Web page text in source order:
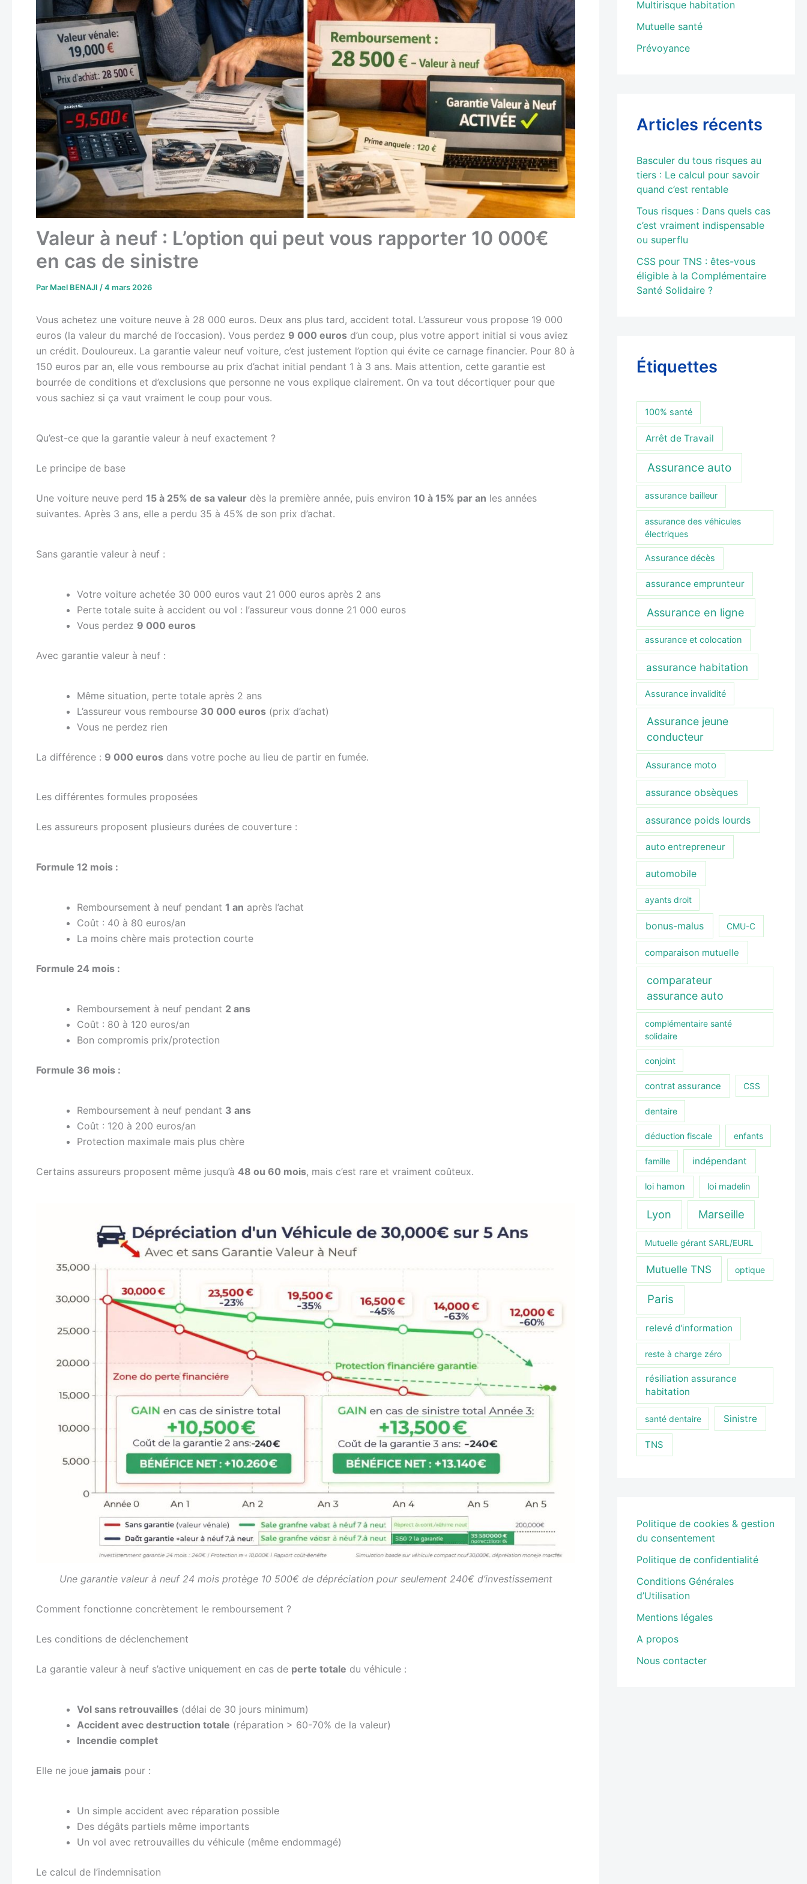
Valeur à neuf : L’option qui peut vous rapporter 10 000€
en cas de sinistre
Par Mael BENAJI /4 mars 2026
Vous achetez une voiture neuve à 28 000 euros. Deux ans plus tard, accident total. L’assureur vous propose 19 000
euros (la valeur du marché de l’occasion). Vous perdez 9 000 euros d’un coup, plus votre apport initial si vous aviez
un crédit. Douloureux. La garantie valeur neuf voiture, c’est justement l’option qui évite ce carnage financier. Pour 80 à
150 euros par an, elle vous rembourse au prix d’achat initial pendant 1 à 3 ans. Mais attention, cette garantie est
bourrée de conditions et d’exclusions que personne ne vous explique clairement. On va tout décortiquer pour que
vous sachiez si ça vaut vraiment le coup pour vous.
Qu’est-ce que la garantie valeur à neuf exactement ?
Le principe de base
Une voiture neuve perd 15 à 25% de sa valeur dès la première année, puis environ 10 à 15% par an les années
suivantes. Après 3 ans, elle a perdu 35 à 45% de son prix d’achat.
Sans garantie valeur à neuf :
Votre voiture achetée 30 000 euros vaut 21 000 euros après 2 ans
Perte totale suite à accident ou vol : l’assureur vous donne 21 000 euros
Vous perdez 9 000 euros
Avec garantie valeur à neuf :
Même situation, perte totale après 2 ans
L’assureur vous rembourse 30 000 euros (prix d’achat)
Vous ne perdez rien
La différence : 9 000 euros dans votre poche au lieu de partir en fumée.
Les différentes formules proposées
Les assureurs proposent plusieurs durées de couverture :
Formule 12 mois :
Remboursement à neuf pendant 1 an après l’achat
Coût : 40 à 80 euros/an
La moins chère mais protection courte
Formule 24 mois :
Remboursement à neuf pendant 2 ans
Coût : 80 à 120 euros/an
Bon compromis prix/protection
Formule 36 mois :
Remboursement à neuf pendant 3 ans
Coût : 120 à 200 euros/an
Protection maximale mais plus chère
Certains assureurs proposent même jusqu’à 48 ou 60 mois, mais c’est rare et vraiment coûteux.
Une garantie valeur à neuf 24 mois protège 10 500€ de dépréciation pour seulement 240€ d’investissement
Comment fonctionne concrètement le remboursement ?
Les conditions de déclenchement
La garantie valeur à neuf s’active uniquement en cas de perte totale du véhicule :
Vol sans retrouvailles (délai de 30 jours minimum)
Accident avec destruction totale (réparation > 60-70% de la valeur)
Incendie complet
Elle ne joue jamais pour :
Un simple accident avec réparation possible
Des dégâts partiels même importants
Un vol avec retrouvailles du véhicule (même endommagé)
Le calcul de l’indemnisation
Multirisque habitation
Mutuelle santé
Prévoyance
Articles récents
Basculer du tous risques au
tiers : Le calcul pour savoir
quand c’est rentable
Tous risques : Dans quels cas
c’est vraiment indispensable
ou superflu
CSS pour TNS : êtes-vous
éligible à la Complémentaire
Santé Solidaire ?
Étiquettes
100% santé
Arrêt de Travail
Assurance auto
assurance bailleur
assurance des véhicules
électriques
Assurance décès
assurance emprunteur
Assurance en ligne
assurance et colocation
assurance habitation
Assurance invalidité
Assurance jeune
conducteur
Assurance moto
assurance obsèques
assurance poids lourds
auto entrepreneur
automobile
ayants droit
bonus-malus CMU-C
comparaison mutuelle
comparateur
assurance auto
complémentaire santé
solidaire
conjoint
contrat assurance CSS
dentaire
déduction fiscale enfants
famille indépendant
loi hamon loi madelin
Lyon Marseille
Mutuelle gérant SARL/EURL
Mutuelle TNS optique
Paris
relevé d'information
reste à charge zéro
résiliation assurance
habitation
santé dentaire Sinistre
TNS
Politique de cookies & gestion
du consentement
Politique de confidentialité
Conditions Générales
d’Utilisation
Mentions légales
A propos
Nous contacter